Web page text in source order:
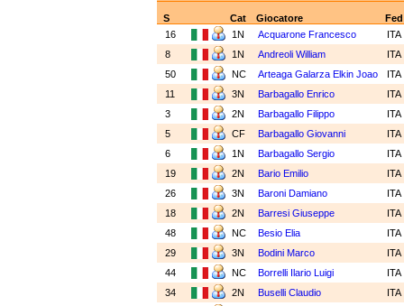
S Cat Giocatore
Fed
16
1N Acquarone Francesco
ITA
8
1N Andreoli William
ITA
50
NC Arteaga Galarza Elkin Joao
ITA
11
3N Barbagallo Enrico
ITA
3
2N Barbagallo Filippo
ITA
5
CF Barbagallo Giovanni
ITA
6
1N Barbagallo Sergio
ITA
19
2N Bario Emilio
ITA
26
3N Baroni Damiano
ITA
18
2N Barresi Giuseppe
ITA
48
NC Besio Elia
ITA
29
3N Bodini Marco
ITA
44
NC Borrelli Ilario Luigi
ITA
34
2N Buselli Claudio
ITA